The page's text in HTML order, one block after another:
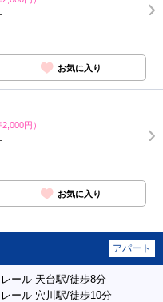
お気に入り
円）
お気に入り
アパート
ール 天台駅/徒歩8分
ール 穴川駅/徒歩10分